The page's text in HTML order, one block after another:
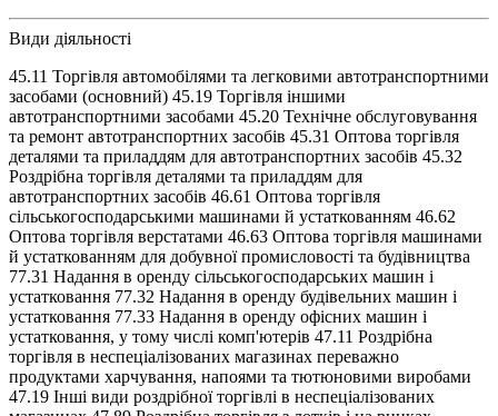
Види діяльності
45.11 Торгівля автомобілями та легковими автотранспортними
засобами (основний) 45.19 Торгівля іншими
автотранспортними засобами 45.20 Технічне обслуговування
та ремонт автотранспортних засобів 45.31 Оптова торгівля
деталями та приладдям для автотранспортних засобів 45.32
Роздрібна торгівля деталями та приладдям для
автотранспортних засобів 46.61 Оптова торгівля
сільськогосподарськими машинами й устаткованням 46.62
Оптова торгівля верстатами 46.63 Оптова торгівля машинами
й устаткованням для добувної промисловості та будівництва
77.31 Надання в оренду сільськогосподарських машин і
устатковання 77.32 Надання в оренду будівельних машин і
устатковання 77.33 Надання в оренду офісних машин і
устатковання, у тому числі комп'ютерів 47.11 Роздрібна
торгівля в неспеціалізованих магазинах переважно
продуктами харчування, напоями та тютюновими виробами
47.19 Інші види роздрібної торгівлі в неспеціалізованих